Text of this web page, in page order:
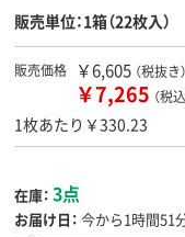
販売単位：1箱（22枚入）
販売価格 ￥6,605 （税抜き）
￥7,265 （税込
1枚あたり￥330.23
在庫： 3点
お届け日： 今から1時間51